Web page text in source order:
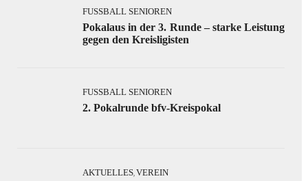
FUSSBALL SENIOREN
Pokalaus in der 3. Runde – starke Leistung
gegen den Kreisligisten
FUSSBALL SENIOREN
2. Pokalrunde bfv-Kreispokal
AKTUELLES, VEREIN